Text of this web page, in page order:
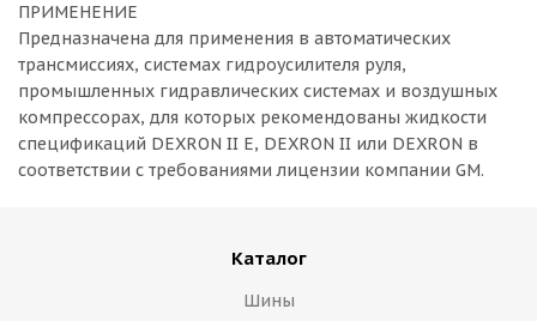
ПРИМЕНЕНИЕ
Предназначена для применения в автоматических
трансмиссиях, системах гидроусилителя руля,
промышленных гидравлических системах и воздушных
компрессорах, для которых рекомендованы жидкости
спецификаций DEXRON II E, DEXRON II или DEXRON в
соответствии с требованиями лицензии компании GM.
Каталог
Шины